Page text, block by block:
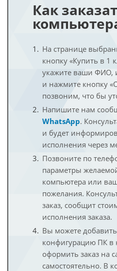
Как
На странице
кнопку «Купить в 1
укажите ваши ФИО,
и нажмите кнопку
позвоним, что бы
Напишите нам
WhatsApp.
и будет
исполнения через
Позвоните по
параметры
компьютера или
пожелания.
заказ, сообщит
исполнения заказа.
Вы можете
конфигурацию ПК в
оформить заказ на
самостоятельно. В